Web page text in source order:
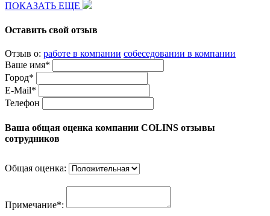
ПОКАЗАТЬ ЕЩЕ
Оставить свой отзыв
Отзыв о: работе в компании собеседовании в компании
Ваше имя*
Город*
E-Mail*
Телефон
Ваша общая оценка компании COLINS отзывы
сотрудников
Общая оценка:
Примечание*: